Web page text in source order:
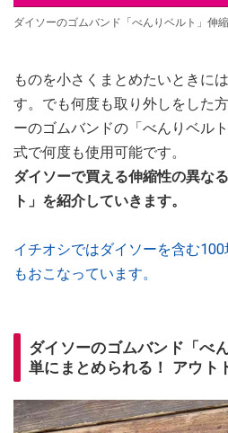
ダイソーのゴムバンド「べんりベルト」伸
ものを小さくまとめたいときに
す。でも何度も取り外しをした
ーのゴムバンドの「べんりベル
式で何度も使用可能です。
ダイソーで買える伸縮性の異な
ト」を紹介していきます。
イチオシではダイソーを含む
もおこなっています。
ダイソーのゴムバンド「べ
単にまとめられる！ アウ